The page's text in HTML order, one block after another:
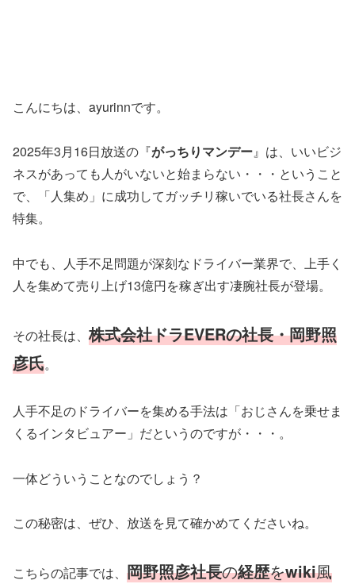
こんにちは、ayurinnです。
2025年3月16日放送の『がっちりマンデー』は、いいビジ
ネスがあっても人がいないと始まらない・・・ということ
で、「人集め」に成功してガッチリ稼いでいる社長さんを
特集。
中でも、人手不足問題が深刻なドライバー業界で、上手く
人を集めて売り上げ13億円を稼ぎ出す凄腕社長が登場。
その社長は、 株式会社ドラEVERの社長・岡野照
彦氏。
人手不足のドライバーを集める手法は「おじさんを乗せま
くるインタビュアー」だというのですが・・・。
一体どういうことなのでしょう？
この秘密は、ぜひ、放送を見て確かめてくださいね。
こちらの記事では、 岡野照彦社長の経歴をwiki風